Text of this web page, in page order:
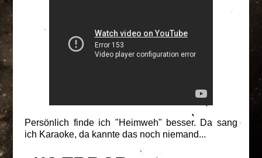
Persönlich finde ich "Heimweh" besser. Da sang
ich Karaoke, da kannte das noch niemand...